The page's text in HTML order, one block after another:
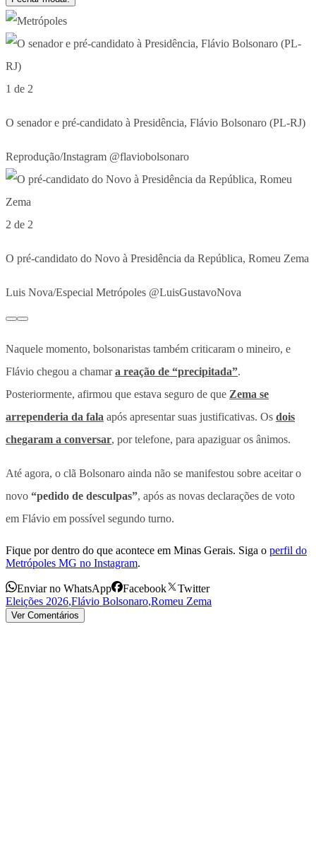
1 de 2
O senador e pré-candidato à Presidência, Flávio Bolsonaro (PL-RJ)
Reprodução/Instagram @flaviobolsonaro
2 de 2
O pré-candidato do Novo à Presidência da República, Romeu Zema
Luis Nova/Especial Metrópoles @LuisGustavoNova
Naquele momento, bolsonaristas também criticaram o mineiro, e
Flávio chegou a chamara reação de “precipitada”.
Posteriormente, afirmou que estava seguro de que Zema se
arrependeria da fala após apresentar suas justificativas. Os dois
chegaram a conversar, por telefone, para apaziguar os ânimos.
Até agora, o clã Bolsonaro ainda não se manifestou sobre aceitar o
novo “pedido de desculpas”, após as novas declarações de voto
em Flávio em possível segundo turno.
Fique por dentro do que acontece em Minas Gerais. Siga o perfil do
Metrópoles MG no Instagram.
Enviar no WhatsApp Facebook
Twitter
Eleições 2026,Flávio Bolsonaro,Romeu Zema
Ver Comentários